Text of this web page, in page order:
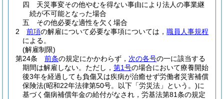
四
天災事変その他やむを得ない事由により法人の事業継
続が不可能となった場合
五
その他必要な適性を欠く場合
2
前項の解雇について必要な事項については， 職員人事規程
による。
(解雇制限)
第24条
前条の規定にかかわらず， 次の各号の一に該当する
期間は解雇しない。 ただし， 第1号の場合において療養開始
後3年を経過しても負傷又は疾病が治癒せず労働者災害補償
保険法(昭和22年法律第50号。以下「労災法」という。)に
基づく傷病補償年金の給付がなされ，労基法第81条の規定